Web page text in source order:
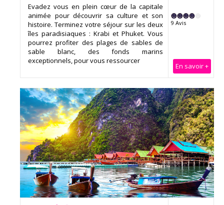
9 Avis
En savoir +
Evadez vous en plein cœur de la capitale
animée pour découvrir sa culture et son
histoire. Terminez votre séjour sur les deux
îles paradisiaques : Krabi et Phuket. Vous
pourrez profiter des plages de sables de
sable blanc, des fonds marins
exceptionnels, pour vous ressourcer